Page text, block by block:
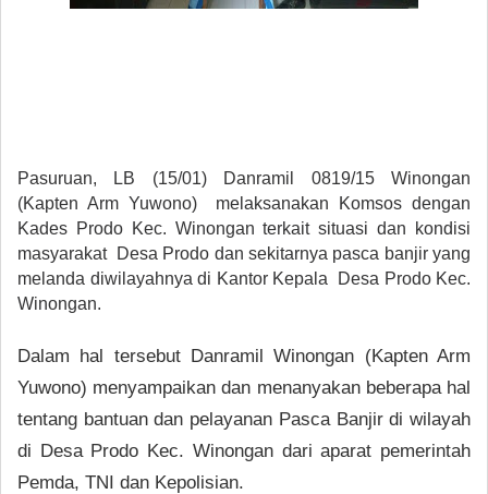
Pasuruan, LB (15/01) Danramil 0819/15 Winongan
(Kapten Arm Yuwono)
melaksanakan Komsos dengan
Kades Prodo Kec. Winongan terkait situasi dan kondisi
masyarakat Desa Prodo dan sekitarnya pasca banjir yang
melanda diwilayahnya di Kantor Kepala Desa Prodo Kec.
Winongan.
Dalam hal tersebut Danramil Winongan (Kapten Arm
Yuwono) menyampaikan dan menanyakan beberapa hal
tentang bantuan dan pelayanan Pasca Banjir di wilayah
di Desa Prodo Kec. Winongan dari aparat pemerintah
Pemda, TNI dan Kepolisian.